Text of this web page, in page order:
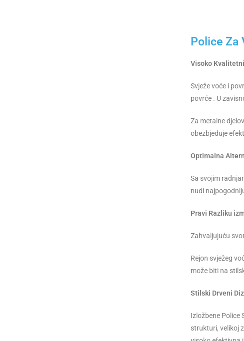
Police Za
Visoko
Svježe voće i
povrće . U
Za metalne
obezbjeđuje
Optimalna
Sa svojim
nudi
Pravi Razliku
Zahvaljujuću
Rejon svježeg
može biti na
Stilski Drveni
Izložbene Police
strukturi, velikoj